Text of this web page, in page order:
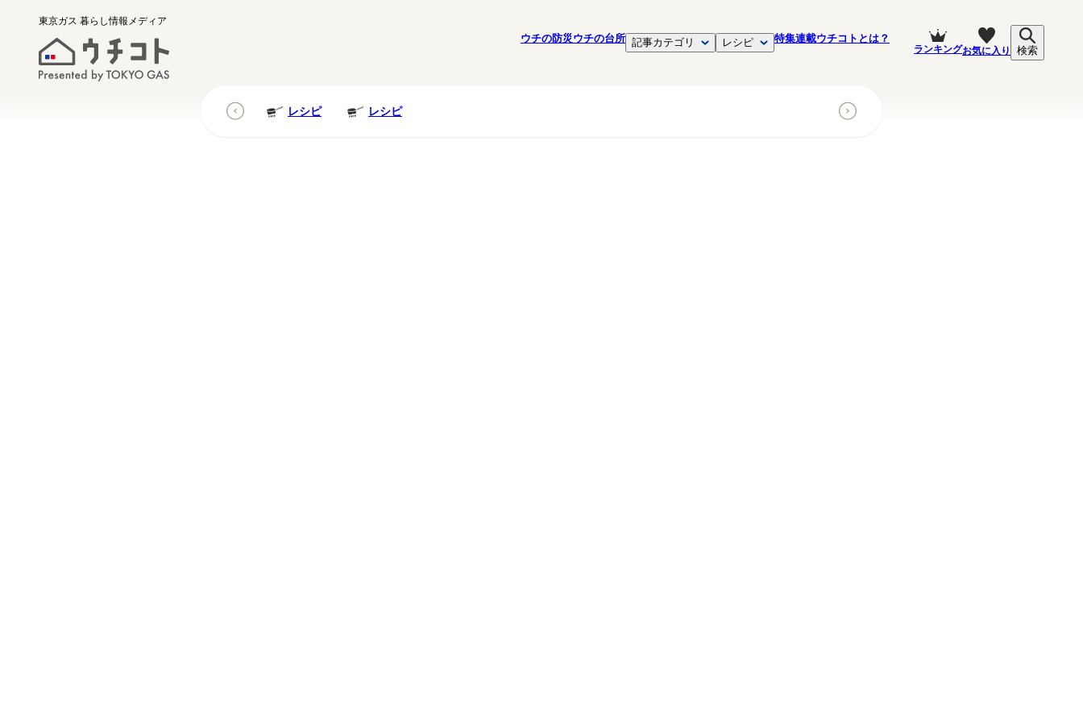
東京ガス 暮らし情報メディア
ウチの防災ウチの台所 記事カテゴリ レシピ 特集連載ウチコトとは？
ランキングお気に入り 検索
レシピ レシピ レシピ